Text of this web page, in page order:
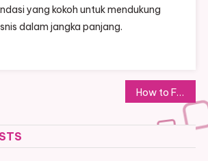
yang kokoh untuk mendukung
dalam jangka panjang.
How to Find Mt Rainier Cabins Offering Incredible Mountain Vistas